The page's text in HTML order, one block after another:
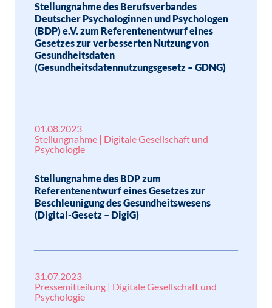
Stellungnahme des Berufsverbandes
Deutscher Psychologinnen und Psychologen
(BDP) e.V. zum Referentenentwurf eines
Gesetzes zur verbesserten Nutzung von
Gesundheitsdaten
(Gesundheitsdatennutzungsgesetz – GDNG)
01.08.2023
Stellungnahme | Digitale Gesellschaft und
Psychologie
Stellungnahme des BDP zum
Referentenentwurf eines Gesetzes zur
Beschleunigung des Gesundheitswesens
(Digital-Gesetz – DigiG)
31.07.2023
Pressemitteilung | Digitale Gesellschaft und
Psychologie